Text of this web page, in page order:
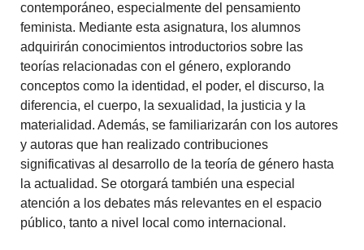
contemporáneo, especialmente del pensamiento
feminista. Mediante esta asignatura, los alumnos
adquirirán conocimientos introductorios sobre las
teorías relacionadas con el género, explorando
conceptos como la identidad, el poder, el discurso, la
diferencia, el cuerpo, la sexualidad, la justicia y la
materialidad. Además, se familiarizarán con los autores
y autoras que han realizado contribuciones
significativas al desarrollo de la teoría de género hasta
la actualidad. Se otorgará también una especial
atención a los debates más relevantes en el espacio
público, tanto a nivel local como internacional.